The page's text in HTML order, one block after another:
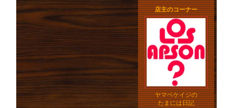
店主のコーナー
ヤマベケイジの
たまには日記